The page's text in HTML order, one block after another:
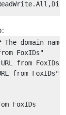
The domain
FoxIDs"
from FoxIDs"
from FoxIDs"
FoxIDs